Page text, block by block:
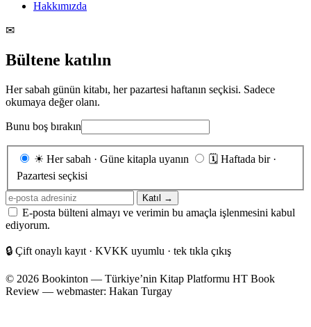
Hakkımızda
✉
Bültene katılın
Her sabah günün kitabı, her pazartesi haftanın seçkisi. Sadece
okumaya değer olanı.
Bunu boş bırakın
Gönderim
☀ Her sabah · Güne kitapla uyanın 🗓 Haftada bir ·
Pazartesi seçkisi
E-
posta
adresiniz
Katıl →
E-posta bülteni almayı ve verimin bu amaçla işlenmesini kabul
ediyorum.
🔒 Çift onaylı kayıt · KVKK uyumlu · tek tıkla çıkış
© 2026 Bookinton — Türkiye’nin Kitap Platformu HT Book
Review — webmaster: Hakan Turgay